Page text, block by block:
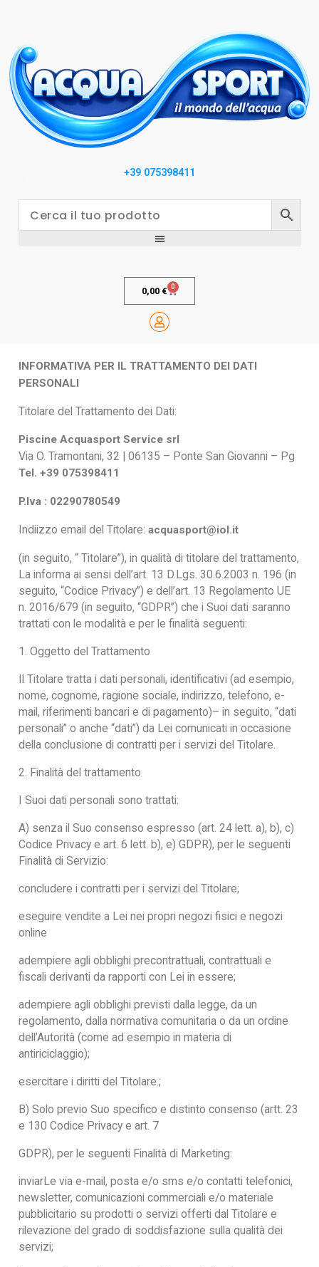
+39 075398411
0,00 € 0
INFORMATIVA PER IL TRATTAMENTO DEI DATI
PERSONALI
Titolare del Trattamento dei Dati:
Piscine Acquasport Service srl
Via O. Tramontani, 32 | 06135 – Ponte San Giovanni – Pg
Tel. +39 075398411
P.Iva : 02290780549
Indiizzo email del Titolare: acquasport@iol.it
(in seguito, “ Titolare”), in qualità di titolare del trattamento,
La informa ai sensi dell’art. 13 D.Lgs. 30.6.2003 n. 196 (in
seguito, “Codice Privacy”) e dell’art. 13 Regolamento UE
n. 2016/679 (in seguito, “GDPR”) che i Suoi dati saranno
trattati con le modalità e per le finalità seguenti:
1. Oggetto del Trattamento
Il Titolare tratta i dati personali, identificativi (ad esempio,
nome, cognome, ragione sociale, indirizzo, telefono, e-
mail, riferimenti bancari e di pagamento)– in seguito, “dati
personali” o anche “dati”) da Lei comunicati in occasione
della conclusione di contratti per i servizi del Titolare.
2. Finalità del trattamento
I Suoi dati personali sono trattati:
A) senza il Suo consenso espresso (art. 24 lett. a), b), c)
Codice Privacy e art. 6 lett. b), e) GDPR), per le seguenti
Finalità di Servizio:
concludere i contratti per i servizi del Titolare;
eseguire vendite a Lei nei propri negozi fisici e negozi
online
adempiere agli obblighi precontrattuali, contrattuali e
fiscali derivanti da rapporti con Lei in essere;
adempiere agli obblighi previsti dalla legge, da un
regolamento, dalla normativa comunitaria o da un ordine
dell’Autorità (come ad esempio in materia di
antiriciclaggio);
esercitare i diritti del Titolare.;
B) Solo previo Suo specifico e distinto consenso (artt. 23
e 130 Codice Privacy e art. 7
GDPR), per le seguenti Finalità di Marketing:
inviarLe via e-mail, posta e/o sms e/o contatti telefonici,
newsletter, comunicazioni commerciali e/o materiale
pubblicitario su prodotti o servizi offerti dal Titolare e
rilevazione del grado di soddisfazione sulla qualità dei
servizi;